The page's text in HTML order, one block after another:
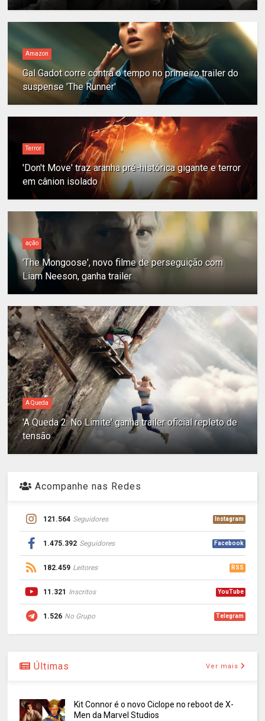
Amazon
Gal Gadot corre contra o tempo no primeiro trailer do
suspense 'The Runner'
Terror
'Don't Move' traz aranha pré-histórica gigante e terror
em cânion isolado
ação
'The Mongoose', novo filme de perseguição com
Liam Neeson, ganha trailer
A Queda
'A Queda 2: No Limite' ganha trailer oficial repleto de
tensão
Acompanhe nas Redes
121.564 Seguidores Instagram
1.475.392 Seguidores Facebook
182.459 Leitores RSS
11.321 Inscritos YouTube
1.526 No Grupo Telegram
Últimas Ver mais
Kit Connor é o novo Ciclope no reboot de X-
Men da Marvel Studios